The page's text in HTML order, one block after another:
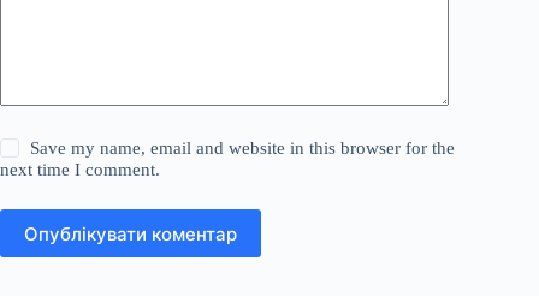
Save my name, email and website in this browser for the
next time I comment.
Опублікувати коментар